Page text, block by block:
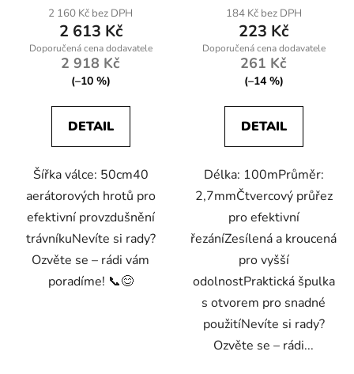
2 160 Kč bez DPH
2 613 Kč
2 918 Kč
(–10 %)
DETAIL
Šířka válce: 50cm40
aerátorových hrotů pro
efektivní provzdušnění
trávníkuNevíte si rady?
Ozvěte se – rádi vám
poradíme! 📞😊
184 Kč bez DPH
223 Kč
261 Kč
(–14 %)
DETAIL
Délka: 100mPrůměr:
2,7mmČtvercový průřez
pro efektivní
řezáníZesílená a kroucená
pro vyšší
odolnostPraktická špulka
s otvorem pro snadné
použitíNevíte si rady?
Ozvěte se – rádi...